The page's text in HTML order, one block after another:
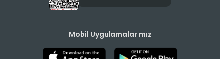
Mobil Uygulamalarımız